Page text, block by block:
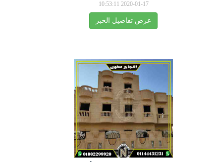
2020-01-17 10:53:11
عرض تفاصيل الخبر